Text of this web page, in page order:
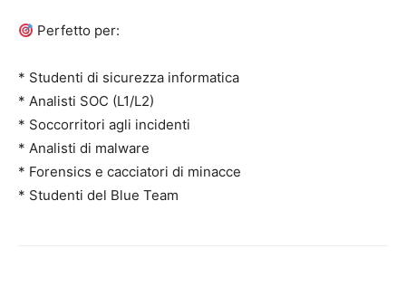
Perfetto per:
* Studenti di sicurezza informatica
* Analisti SOC (L1/L2)
* Soccorritori agli incidenti
* Analisti di malware
* Forensics e cacciatori di minacce
* Studenti del Blue Team